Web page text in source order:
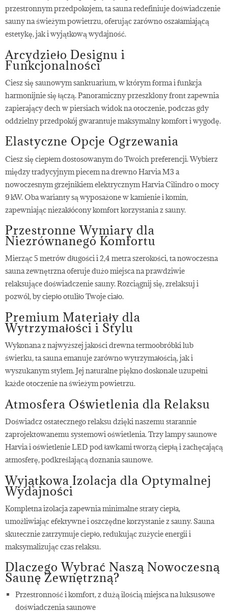
przestronnym przedpokojem, ta sauna redefiniuje doświadczenie
sauny na świeżym powietrzu, oferując zarówno oszałamiającą
estetykę, jak i wyjątkową wydajność.
Arcydzieło Designu i
Funkcjonalności
Ciesz się saunowym sanktuarium, w którym forma i funkcja
harmonijnie się łączą. Panoramiczny przeszklony front zapewnia
zapierający dech w piersiach widok na otoczenie, podczas gdy
oddzielny przedpokój gwarantuje maksymalny komfort i wygodę.
Elastyczne Opcje Ogrzewania
Ciesz się ciepłem dostosowanym do Twoich preferencji. Wybierz
między tradycyjnym piecem na drewno Harvia M3 a
nowoczesnym grzejnikiem elektrycznym Harvia Cilindro o mocy
9 kW. Oba warianty są wyposażone w kamienie i komin,
zapewniając niezakłócony komfort korzystania z sauny.
Przestronne Wymiary dla
Niezrównanego Komfortu
Mierząc 5 metrów długości i 2,4 metra szerokości, ta nowoczesna
sauna zewnętrzna oferuje dużo miejsca na prawdziwie
relaksujące doświadczenie sauny. Rozciągnij się, zrelaksuj i
pozwól, by ciepło otuliło Twoje ciało.
Premium Materiały dla
Wytrzymałości i Stylu
Wykonana z najwyższej jakości drewna termoobróbki lub
świerku, ta sauna emanuje zarówno wytrzymałością, jak i
wyszukanym stylem. Jej naturalne piękno doskonale uzupełni
każde otoczenie na świeżym powietrzu.
Atmosfera Oświetlenia dla Relaksu
Doświadcz ostatecznego relaksu dzięki naszemu starannie
zaprojektowanemu systemowi oświetlenia. Trzy lampy saunowe
Harvia i oświetlenie LED pod ławkami tworzą ciepłą i zachęcającą
atmosferę, podkreślającą doznania saunowe.
Wyjątkowa Izolacja dla Optymalnej
Wydajności
Kompletna izolacja zapewnia minimalne straty ciepła,
umożliwiając efektywne i oszczędne korzystanie z sauny. Sauna
skutecznie zatrzymuje ciepło, redukując zużycie energii i
maksymalizując czas relaksu.
Dlaczego Wybrać Naszą Nowoczesną
Saunę Zewnętrzną?
Przestronność i komfort, z dużą ilością miejsca na luksusowe
doświadczenia saunowe